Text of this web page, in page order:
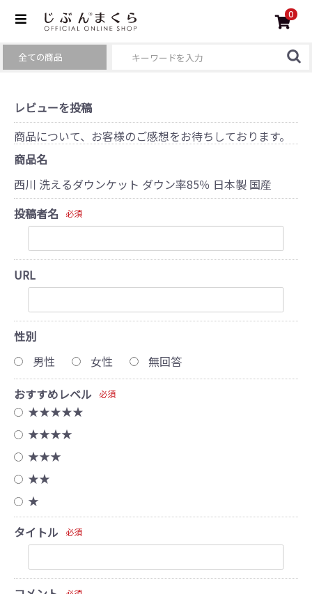
0
レビューを投稿
商品について、お客様のご感想をお待ちしております。
商品名
西川 洗えるダウンケット ダウン率85％ 日本製 国産
投稿者名 必須
URL
性別
男性
女性
無回答
おすすめレベル
必須
★★★★★
★★★★
★★★
★★
★
タイトル
必須